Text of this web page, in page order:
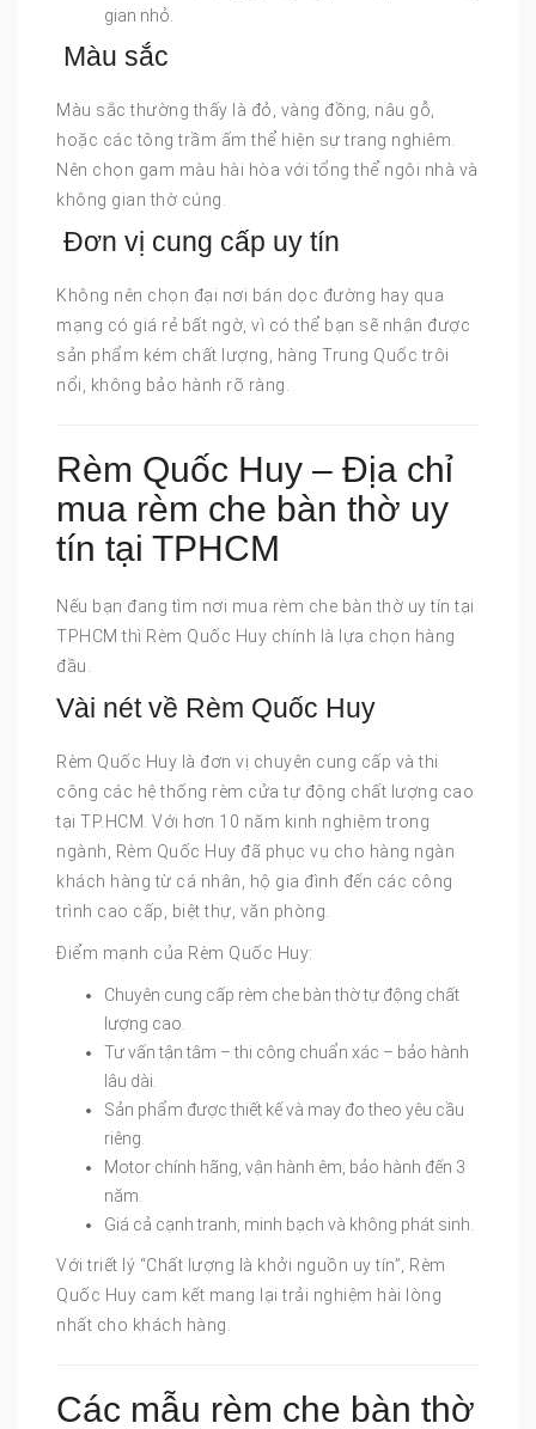
gian nhỏ.
Màu sắc
Màu sắc thường thấy là đỏ, vàng đồng, nâu gỗ,
hoặc các tông trầm ấm thể hiện sự trang nghiêm.
Nên chọn gam màu hài hòa với tổng thể ngôi nhà và
không gian thờ cúng.
Đơn vị cung cấp uy tín
Không nên chọn đại nơi bán dọc đường hay qua
mạng có giá rẻ bất ngờ, vì có thể bạn sẽ nhận được
sản phẩm kém chất lượng, hàng Trung Quốc trôi
nổi, không bảo hành rõ ràng.
Rèm Quốc Huy – Địa chỉ
mua rèm che bàn thờ uy
tín tại TPHCM
Nếu bạn đang tìm nơi mua rèm che bàn thờ uy tín tại
TPHCM thì Rèm Quốc Huy chính là lựa chọn hàng
đầu.
Vài nét về Rèm Quốc Huy
Rèm Quốc Huy là đơn vị chuyên cung cấp và thi
công các hệ thống rèm cửa tự động chất lượng cao
tại TP.HCM. Với hơn 10 năm kinh nghiệm trong
ngành, Rèm Quốc Huy đã phục vụ cho hàng ngàn
khách hàng từ cá nhân, hộ gia đình đến các công
trình cao cấp, biệt thự, văn phòng.
Điểm mạnh của Rèm Quốc Huy:
Chuyên cung cấp rèm che bàn thờ tự động chất
lượng cao.
Tư vấn tận tâm – thi công chuẩn xác – bảo hành
lâu dài.
Sản phẩm được thiết kế và may đo theo yêu cầu
riêng.
Motor chính hãng, vận hành êm, bảo hành đến 3
năm.
Giá cả cạnh tranh, minh bạch và không phát sinh.
Với triết lý “Chất lượng là khởi nguồn uy tín”, Rèm
Quốc Huy cam kết mang lại trải nghiệm hài lòng
nhất cho khách hàng.
Các mẫu rèm che bàn thờ